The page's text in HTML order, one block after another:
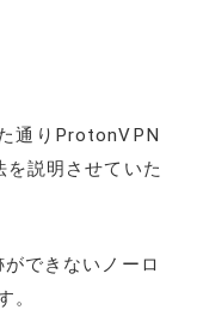
通りProtonVPN
説明させていた
できないノーロ
。